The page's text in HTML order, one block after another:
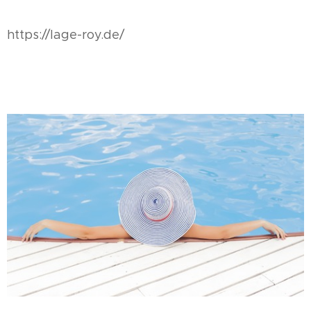
https://lage-roy.de/